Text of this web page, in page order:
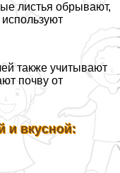
листья обрывают,
также учитывают
почву от
и вкусной: